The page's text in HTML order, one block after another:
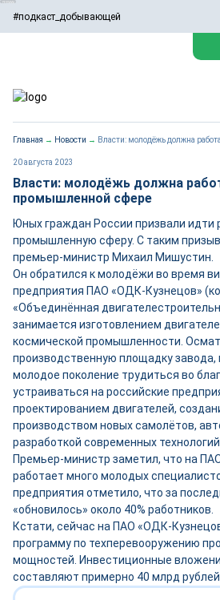
#подкаст_добывающей
Главная → Новости → Власти: молодёжь должна
20 августа 2023
Власти: молодёжь должна
промышленной сфере
Юных граждан России призвали идти
промышленную сферу. С таким
премьер-министр Михаил Мишустин.
Он обратился к молодёжи во время
предприятия ПАО «ОДК-Кузнецов»
«Объединённая
занимается изготовлением
космической промышленности.
производственную площадку завода,
молодое поколение трудиться во
устраиваться на российские
проектированием двигателей,
производством новых самолётов,
разработкой современных технологий.
Премьер-министр заметил, что на
работает много молодых
предприятия отметило, что за
«обновилось» около 40% работников.
Кстати, сейчас на ПАО «ОДК-
программу по техперевооружению
мощностей. Инвестиционные
составляют примерно 40 млрд рублей.